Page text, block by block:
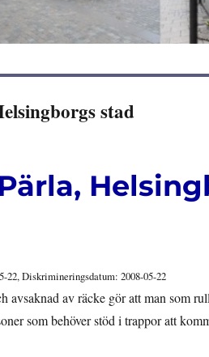
stad
22, Diskrimineringsdatum: 2008-05-22
avsaknad av räcke gör att man som
som behöver stöd i trappor att